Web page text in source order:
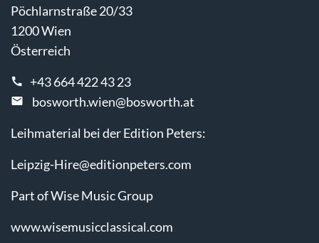
Pöchlarnstraße 20/33
1200 Wien
Österreich
+43 664 422 43 23
bosworth.wien@bosworth.at
Leihmaterial bei der Edition Peters:
Leipzig-Hire@editionpeters.com
Part of Wise Music Group
www.wisemusicclassical.com